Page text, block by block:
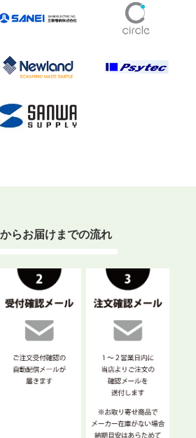
らお届けまでの流れ